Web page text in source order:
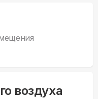
воздуха